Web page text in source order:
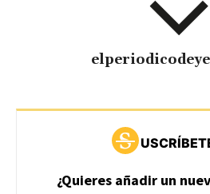
¿Quieres añadir un